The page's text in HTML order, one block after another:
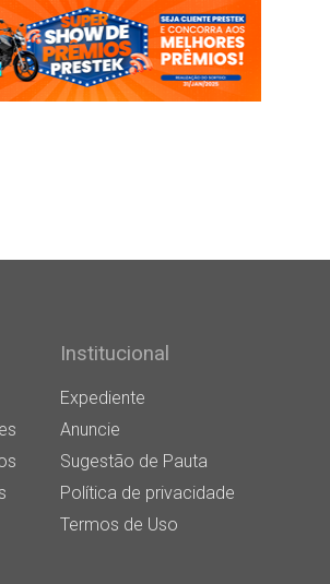
Institucional
Expediente
Anuncie
Sugestão de Pauta
Política de privacidade
Termos de Uso